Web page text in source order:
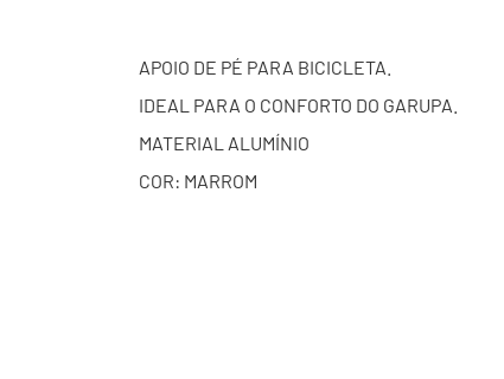
APOIO DE PÉ PARA BICICLETA.
IDEAL PARA O CONFORTO DO GARUPA.
MATERIAL ALUMÍNIO
COR: MARROM